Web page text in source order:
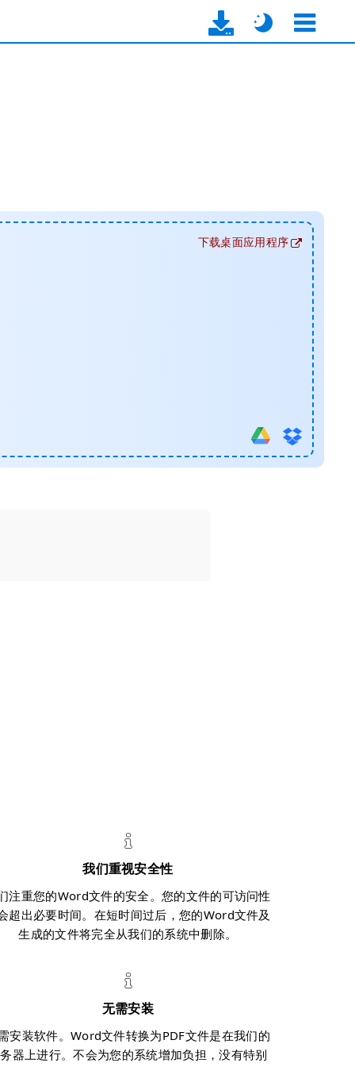
下载桌面应用程序
我们重视安全性
注重您的Word文件的安全。您的文件的可访问性
超出必要时间。在短时间过后，您的Word文件及
生成的文件将完全从我们的系统中删除。
无需安装
安装软件。Word文件转换为PDF文件是在我们的
器上进行。不会为您的系统增加负担，没有特别